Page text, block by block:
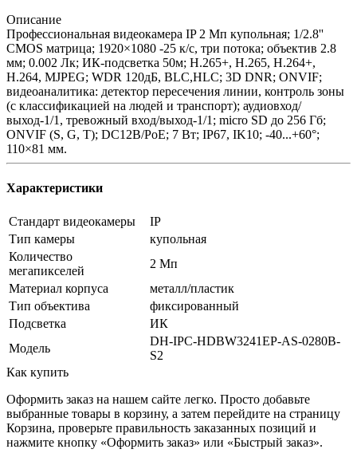
Описание
Профессиональная видеокамера IP 2 Мп купольная; 1/2.8''
CMOS матрица; 1920×1080 -25 к/с, три потока; объектив 2.8
мм; 0.002 Лк; ИК-подсветка 50м; H.265+, H.265, H.264+,
H.264, MJPEG; WDR 120дБ, BLC,HLC; 3D DNR; ONVIF;
видеоаналитика: детектор пересечения линии, контроль зоны
(с классификацией на людей и транспорт); аудиовход/
выход-1/1, тревожный вход/выход-1/1; micro SD до 256 Гб;
ONVIF (S, G, T); DC12В/PoE; 7 Вт; IP67, IK10; -40...+60°;
110×81 мм.
Характеристики
Стандарт видеокамеры
IP
Тип камеры
купольная
Количество
мегапикселей
2 Мп
Материал корпуса
металл/пластик
Тип объектива
фиксированный
Подсветка
ИК
Модель
DH-IPC-HDBW3241EP-AS-0280B-
S2
Как купить
Оформить заказ на нашем сайте легко. Просто добавьте
выбранные товары в корзину, а затем перейдите на страницу
Корзина, проверьте правильность заказанных позиций и
нажмите кнопку «Оформить заказ» или «Быстрый заказ».